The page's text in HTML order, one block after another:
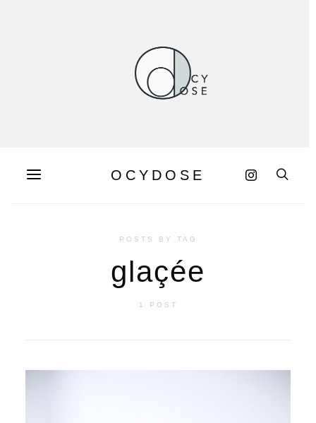
OCYDOSE
POSTS BY TAG
glaçée
1 POST